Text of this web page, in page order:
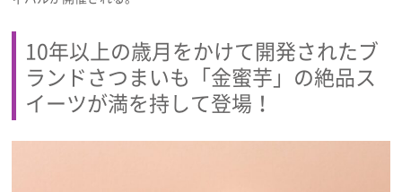
お問い合わせ
10年以上の歳月をかけて開発されたブ
ランドさつまいも「金蜜芋」の絶品ス
イーツが満を持して登場！